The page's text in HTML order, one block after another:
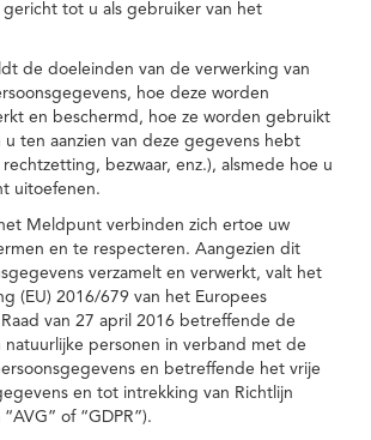
tot u als gebruiker van het
de doeleinden van de verwerking van
hoe deze worden
en beschermd, hoe ze worden gebruikt
ten aanzien van deze gegevens hebt
bezwaar, enz.), alsmede hoe u
uitoefenen.
Meldpunt verbinden zich ertoe uw
en te respecteren. Aangezien dit
verzamelt en verwerkt, valt het
(EU) 2016/679 van het Europees
van 27 april 2016 betreffende de
natuurlijke personen in verband met de
en betreffende het vrije
en tot intrekking van Richtlijn
of “GDPR”).